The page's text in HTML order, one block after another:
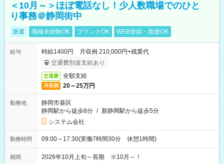
＜10月～＞ほぼ電話なし！少人数職場でのひと
り事務＠静岡街中
派遣 職種未経験OK ブランクOK WEB登録・面接OK
給与
時給1400円 月収例 210,000円+残業代
交通費別途支給あり
交通費 全額支給
月収例 20～25万円
勤務地
静岡市葵区
静岡駅から徒歩8分 / 新静岡駅から徒歩5分
システム会社
勤務時間 09:00～17:30(実働7時間30分 休憩1時間)
期間 2026年10月上旬～長期 ※10月～！